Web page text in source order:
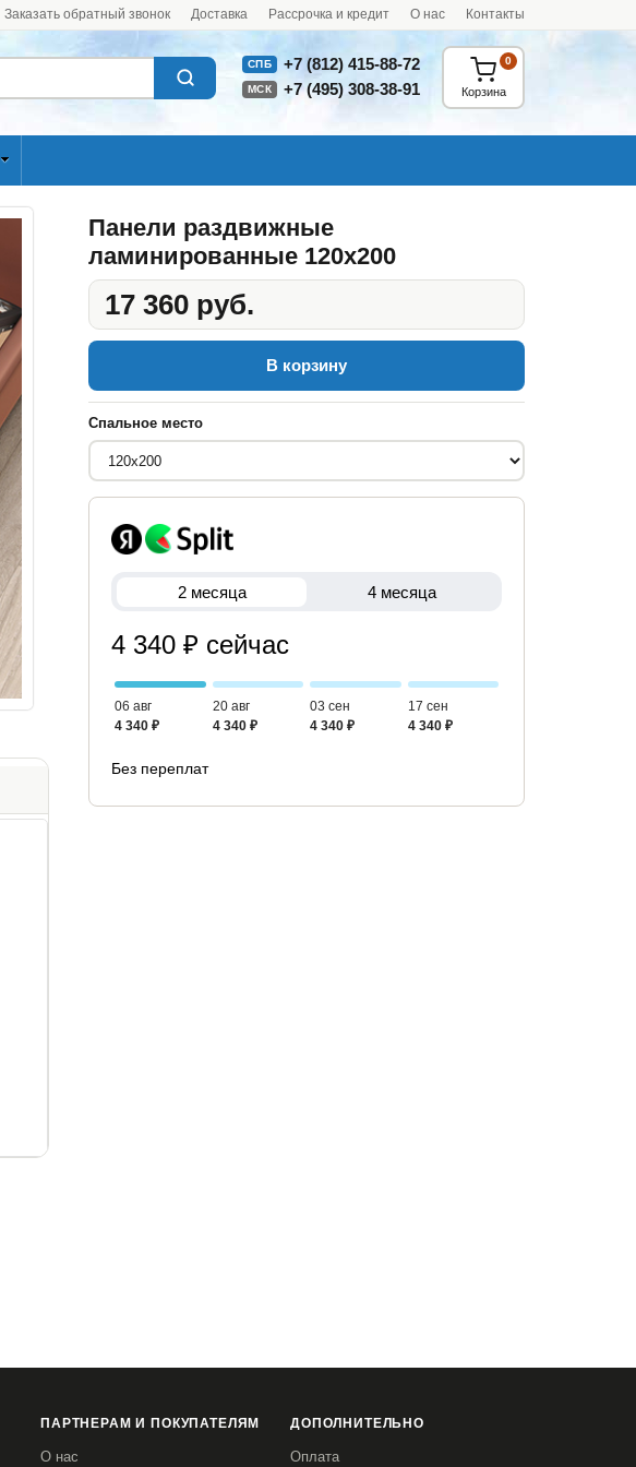
Заказать обратный звонок Доставка Рассрочка и кредит О нас Контакты
СПБ +7 (812) 415-88-72
МСК +7 (495) 308-38-91 Корзина
0
Панели раздвижные
ламинированные 120x200
17 360 руб.
В корзину
Спальное место
2 месяца 4 месяца
4 340 ₽ сейчас
06 авг
4 340 ₽
20 авг
4 340 ₽
03 сен
4 340 ₽
17 сен
4 340 ₽
Без переплат
ПАРТНЕРАМ И ПОКУПАТЕЛЯМ
О нас
ДОПОЛНИТЕЛЬНО
Оплата